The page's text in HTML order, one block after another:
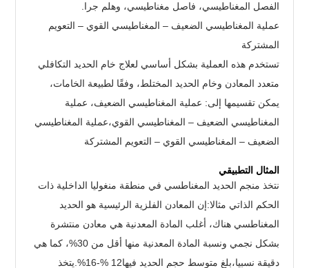
الفصل المغناطيسي، فاصل مغناطيسي، وهلم جرا.
عملية المغناطيسي الضعيف – المغناطيسي القوي – التعويم
المشتركة
تستخدم هذه العملية بشكل أساسي لعلاج خام الحديد التكافلي
متعدد المعادن وخام الحديد المختلط، وفقًا لطبيعة الخامات،
يمكن تقسيمها إلى: عملية المغناطيسي الضعيف، عملية
المغناطيسي الضعيف – المغناطيسي القوي،عملية المغناطيسي
الضعيف – المغناطيسي القوي – التعويم المشتركة
المثال التطبيقي
نتخذ منجم الحديد المغناطسي في منطقة منغوليا الداخلية ذات
الحكم الذاتي مثالا:إن المعادن الفلزية الرئيسية هو الحديد
المغناطسي هناك، أغلب المادة المعدنية هي معادن منتشرة
بشكل نجمي ونسبة المادة المعدنية منها أقل من 30%، كما هي
دقيقة نسبيا،بلغ متوسط حجم الحديد فيها12 %-16%.يتخذ